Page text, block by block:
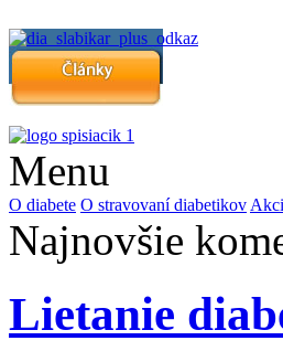
Menu
O diabete O stravovaní diabetikov
Najnovšie
Lietanie